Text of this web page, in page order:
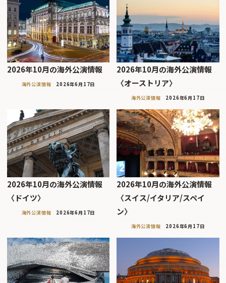
2026年10月の海外公演情報
海外公演情報 2026年6月17日
2026年10月の海外公演情報
〈オーストリア〉
海外公演情報 2026年6月17日
2026年10月の海外公演情報
〈ドイツ〉
海外公演情報 2026年6月17日
2026年10月の海外公演情報
〈スイス/イタリア/スペイ
ン〉
海外公演情報 2026年6月17日